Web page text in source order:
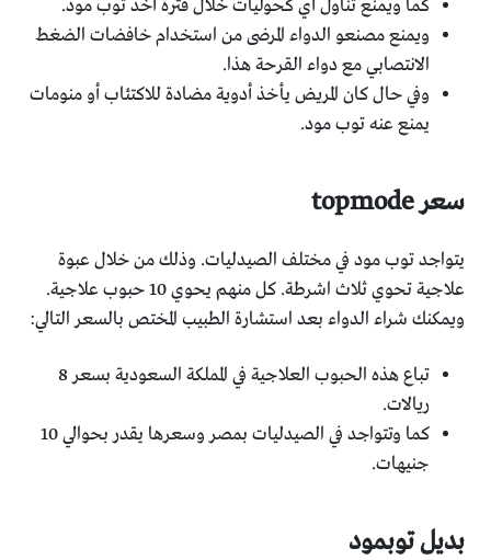
كما ويمنع تناول أي كحوليات خلال فترة أخذ توب مود.
ويمنع مصنعو الدواء المرضى من استخدام خافضات الضغط
الانتصابي مع دواء القرحة هذا.
وفي حال كان المريض يأخذ أدوية مضادة للاكتئاب أو منومات
يمنع عنه توب مود.
سعر topmode
يتواجد توب مود في مختلف الصيدليات. وذلك من خلال عبوة
علاجية تحوي ثلاث اشرطة. كل منهم يحوي 10 حبوب علاجية.
ويمكنك شراء الدواء بعد استشارة الطبيب المختص بالسعر التالي:
تباع هذه الحبوب العلاجية في المملكة السعودية بسعر 8
ريالات.
كما وتتواجد في الصيدليات بمصر وسعرها يقدر بحوالي 10
جنيهات.
بديل توبمود